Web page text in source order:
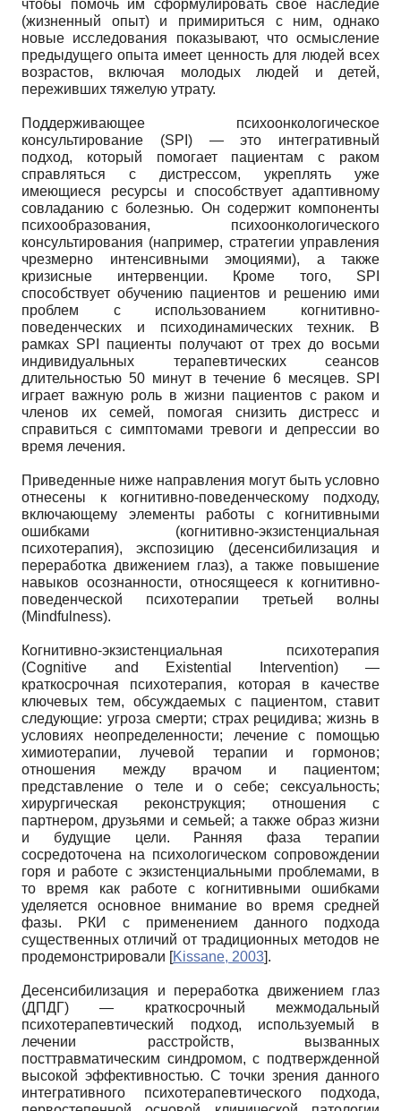
чтобы помочь им сформулировать свое наследие
(жизненный опыт) и примириться с ним, однако
новые исследования показывают, что осмысление
предыдущего опыта имеет ценность для людей всех
возрастов, включая молодых людей и детей,
переживших тяжелую утрату.
Поддерживающее психоонкологическое
консультирование (SPI) — это интегративный
подход, который помогает пациентам с раком
справляться с дистрессом, укреплять уже
имеющиеся ресурсы и способствует адаптивному
совладанию с болезнью. Он содержит компоненты
психообразования, психоонкологического
консультирования (например, стратегии управления
чрезмерно интенсивными эмоциями), а также
кризисные интервенции. Кроме того, SPI
способствует обучению пациентов и решению ими
проблем с использованием когнитивно-
поведенческих и психодинамических техник. В
рамках SPI пациенты получают от трех до восьми
индивидуальных терапевтических сеансов
длительностью 50 минут в течение 6 месяцев. SPI
играет важную роль в жизни пациентов с раком и
членов их семей, помогая снизить дистресс и
справиться с симптомами тревоги и депрессии во
время лечения.
Приведенные ниже направления могут быть условно
отнесены к когнитивно-поведенческому подходу,
включающему элементы работы с когнитивными
ошибками (когнитивно-экзистенциальная
психотерапия), экспозицию (десенсибилизация и
переработка движением глаз), а также повышение
навыков осознанности, относящееся к когнитивно-
поведенческой психотерапии третьей волны
(Mindfulness).
Когнитивно-экзистенциальная психотерапия
(Cognitive and Existential Intervention) —
краткосрочная психотерапия, которая в качестве
ключевых тем, обсуждаемых с пациентом, ставит
следующие: угроза смерти; страх рецидива; жизнь в
условиях неопределенности; лечение с помощью
химиотерапии, лучевой терапии и гормонов;
отношения между врачом и пациентом;
представление о теле и о себе; сексуальность;
хирургическая реконструкция; отношения с
партнером, друзьями и семьей; а также образ жизни
и будущие цели. Ранняя фаза терапии
сосредоточена на психологическом сопровождении
горя и работе с экзистенциальными проблемами, в
то время как работе с когнитивными ошибками
уделяется основное внимание во время средней
фазы. РКИ с применением данного подхода
существенных отличий от традиционных методов не
продемонстрировали [Kissane, 2003].
Десенсибилизация и переработка движением глаз
(ДПДГ) — краткосрочный межмодальный
психотерапевтический подход, используемый в
лечении расстройств, вызванных
посттравматическим синдромом, с подтвержденной
высокой эффективностью. С точки зрения данного
интегративного психотерапевтического подхода,